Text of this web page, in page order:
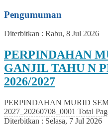
Pengumuman
Diterbitkan : Rabu, 8 Jul 2026
PERPINDAHAN
GANJIL TAHU N
2026/2027
PERPINDAHAN MURID
2027_20260708_0001 Total
Diterbitkan : Selasa, 7 Jul 2026